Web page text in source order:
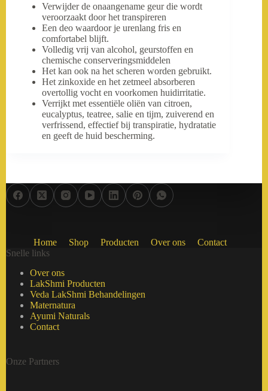
Verwijder de onaangename geur die wordt
veroorzaakt door het transpireren
Een deo waardoor je urenlang fris en
comfortabel blijft.
Volledig vrij van alcohol, geurstoffen en
chemische conserveringsmiddelen
Het kan ook na het scheren worden gebruikt.
Het zinkoxide en het zetmeel absorberen
overtollig vocht en voorkomen huidirritatie.
Verrijkt met essentiële oliën van citroen,
eucalyptus, teatree, salie en tijm, zuiverend en
verfrissend, effectief bij transpiratie, hydratatie
en geeft de huid bescherming.
Home Shop Producten Over ons
Contact
Snelle links
Over ons
LakShmi Producten
Veda LakShmi Behandelingen
Maternatura
Ayumi Naturals
Contact
Onze Partners